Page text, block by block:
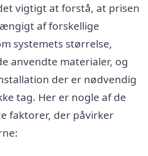
vigtigt at forstå, at prisen
af forskellige
systemets størrelse,
anvendte materialer, og
der er nødvendig
tag. Her er nogle af de
faktorer, der påvirker